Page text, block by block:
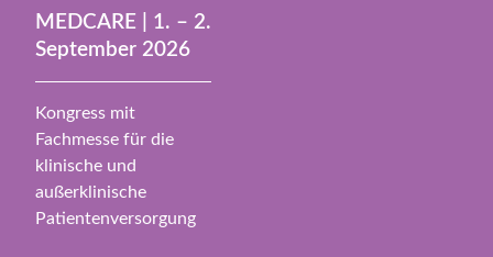
MEDCARE | 1. – 2.
September 2026
Kongress mit
Fachmesse für die
klinische und
außerklinische
Patientenversorgung